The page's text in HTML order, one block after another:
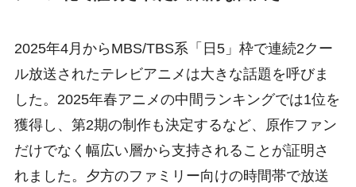
2025年4月からMBS/TBS系「日5」枠で連続2クー
ル放送されたテレビアニメは大きな話題を呼びま
した。2025年春アニメの中間ランキングでは1位を
獲得し、第2期の制作も決定するなど、原作ファン
だけでなく幅広い層から支持されることが証明さ
れました。夕方のファミリー向けの時間帯で放送